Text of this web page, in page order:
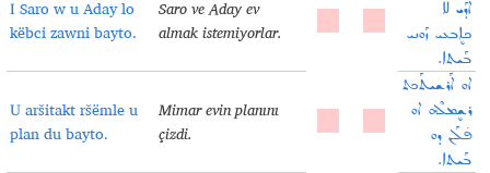
I Saro w u Aday lo
këbci zawni bayto.
Saro ve Aday ev
almak istemiyorlar.
ܐܰܕܰܝ ܠܐ
ܟܐܷܒܥܝ ܙܰܘܢܝ
ܒܰܝܬܐ.
U aršitakt ršëmle u
plan du bayto.
Mimar evin planını
çizdi.
ܐܘ ܐܰܪܫܝܬܰܟܬ
ܪܫܷܡܠܶܗ ܐܘ
ܦ̇ܠܰܢ ܕܘ
ܒܰܝܬܐ.